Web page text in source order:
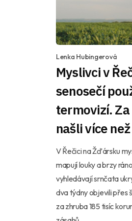
Lenka Hubingerová
Myslivci v
senosečí
termovizí.
našli více
V Řečici na Žďársku
mapují louky a brzy
vyhledávají srnčata
dva týdny objevili přes
za zhruba 185 tisíc